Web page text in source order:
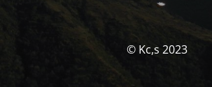
© Kc,s 2023